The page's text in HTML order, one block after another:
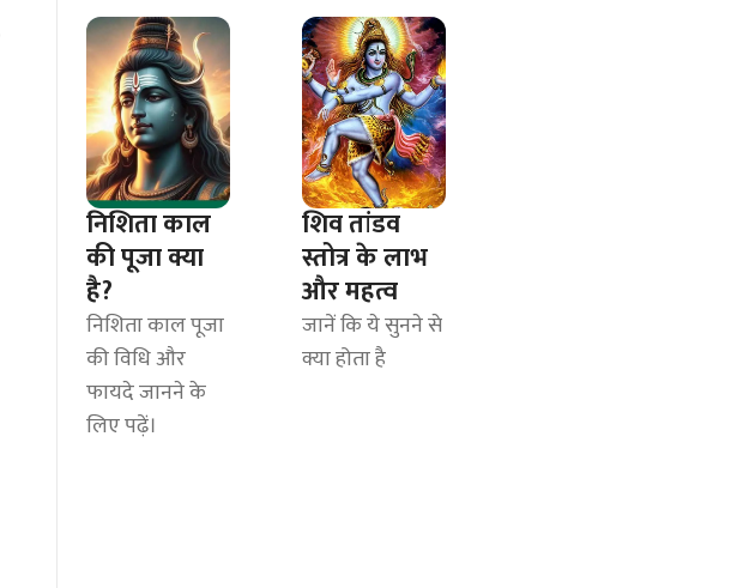
निशिता काल
की पूजा क्या
है?
निशिता काल पूजा
की विधि और
फायदे जानने के
लिए पढ़ें।
शिव तांडव
स्तोत्र के लाभ
और महत्व
जानें कि ये सुनने से
क्या होता है